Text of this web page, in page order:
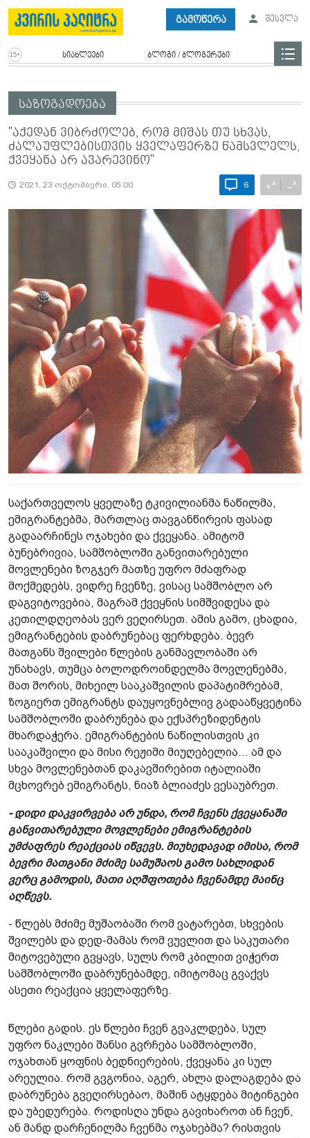
გამოწერა შესვლა
სიახლეები ბლოგი / ბლოგერები
საზოგადოება
"აქედან ვიბრძოლებ, რომ მიშას თუ სხვას,
ძალაუფლებისთვის ყველაფერზე წამსვლელს,
ქვეყანა არ ავარევინო"
2021, 23 ოქტომბერი, 05:00 6 +A −A
საქართველოს ყველაზე ტკივილიანმა ნაწილმა,
ემიგრანტებმა, მართლაც თავგანწირვის ფასად
გადაარჩინეს ოჯახები და ქვეყანა. ამიტომ
ბუნებრივია, სამშობლოში განვითარებული
მოვლენები ზოგჯერ მათზე უფრო მძაფრად
მოქმედებს, ვიდრე ჩვენზე, ვისაც სამშობლო არ
დაგვიტოვებია, მაგრამ ქვეყნის სიმშვიდესა და
კეთილდღეობას ვერ ვეღირსეთ. ამის გამო, ცხადია,
ემიგრანტების დაბრუნებაც ფერხდება. ბევრ
მათგანს შვილები წლების განმავლობაში არ
უნახავს, თუმცა ბოლოდროინდელმა მოვლენებმა,
მათ შორის, მიხეილ სააკაშვილის დაპატიმრებამ,
ზოგიერთ ემიგრანტს დაუყოვნებლივ გადააწყვეტინა
სამშობლოში დაბრუნება და ექსპრეზიდენტის
მხარდაჭერა. ემიგრანტების ნაწილისთვის კი
სააკაშვილი და მისი რეჟიმი მიუღებელია... ამ და
სხვა მოვლენებთან დაკავშირებით იტალიაში
მცხოვრებ ემიგრანტს, ნიაზ ბლიაძეს ვესაუბრეთ.
- დიდი დაკვირვება არ უნდა, რომ ჩვენს ქვეყანაში
განვითარებული მოვლენები ემიგრანტების
უმძაფრეს რეაქციას იწვევს. მიუხედავად იმისა, რომ
ბევრი მათგანი მძიმე სამუშაოს გამო სახლიდან
ვერც გამოდის, მათი აღშფოთება ჩვენამდე მაინც
აღწევს.
- წლებს მძიმე მუშაობაში რომ ვატარებთ, სხვების
შვილებს და დედ-მამას რომ ვუვლით და საკუთარი
მიტოვებული გვყავს, სულს რომ კბილით ვიჭერთ
სამშობლოში დაბრუნებამდე, იმიტომაც გვაქვს
ასეთი რეაქცია ყველაფერზე.
წლები გადის. ეს წლები ჩვენ გვაკლდება, სულ
უფრო ნაკლები შანსი გვრჩება სამშობლოში,
ოჯახთან ყოფნის ბედნიერების, ქვეყანა კი სულ
არეულია. რომ გვგონია, აგერ, ახლა დალაგდება და
დაბრუნება გვეღირსებაო, მაშინ ატყდება მიტინგები
და უბედურება. როდისღა უნდა გავიხაროთ ან ჩვენ,
ან მანდ დარჩენილმა ჩვენმა ოჯახებმა? რისთვის